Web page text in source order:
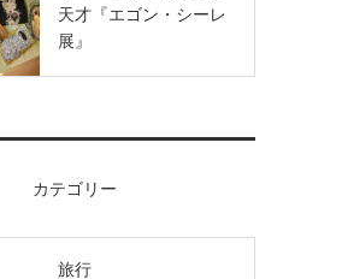
天才『エゴン・シーレ
展』
カテゴリー
旅行